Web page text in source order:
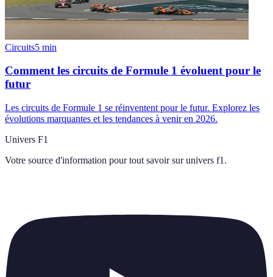
Circuits5 min
Comment les circuits de Formule 1 évoluent pour le
futur
Les circuits de Formule 1 se réinventent pour le futur. Explorez les
évolutions marquantes et les tendances à venir en 2026.
Univers F1
Votre source d'information pour tout savoir sur univers f1 .